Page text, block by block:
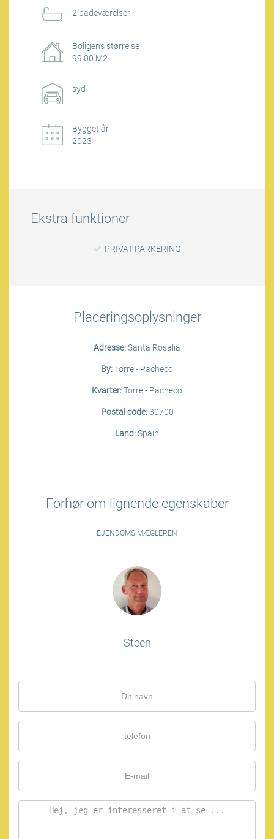
2 badeværelser
Boligens størrelse
99.00 M2
syd
Bygget år
2023
Ekstra funktioner
PRIVAT PARKERING
Placeringsoplysninger
Adresse:Santa Rosalia
By:Torre - Pacheco
Kvarter:Torre - Pacheco
Postal code:30700
Land:Spain
Forhør om lignende egenskaber
EJENDOMS MÆGLEREN
Steen